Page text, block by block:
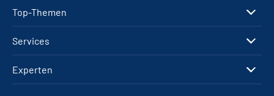
Top-Themen
Services
Experten